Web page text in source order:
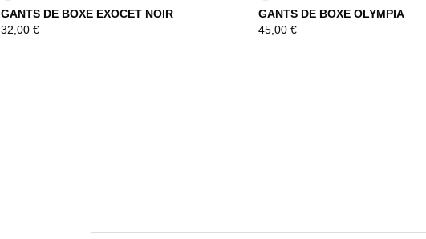
GANTS DE BOXE EXOCET NOIR
32,00 €
GANTS DE BOXE OLYMPIA
45,00 €